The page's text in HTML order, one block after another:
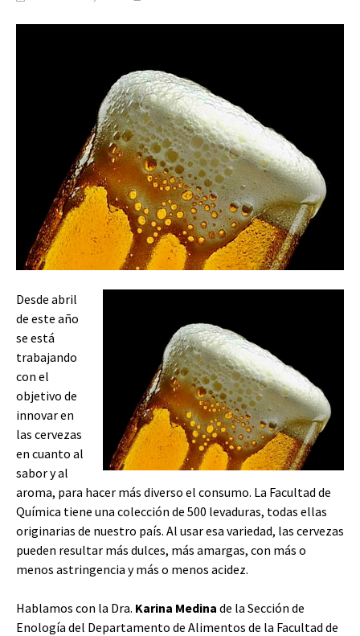
Desde abril
de este año
se está
trabajando
con el
objetivo de
innovar en
las cervezas
en cuanto al
sabor y al
aroma, para hacer más diverso el consumo. La Facultad de
Química tiene una colección de 500 levaduras, todas ellas
originarias de nuestro país. Al usar esa variedad, las cervezas
pueden resultar más dulces, más amargas, con más o
menos astringencia y más o menos acidez.
Hablamos con la Dra. Karina Medina de la Sección de
Enología del Departamento de Alimentos de la Facultad de